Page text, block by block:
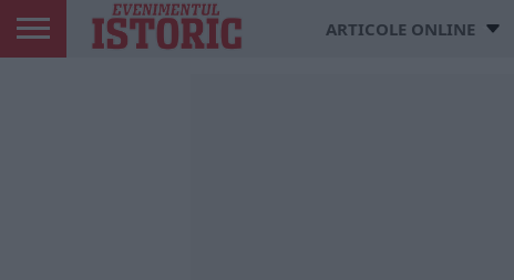
ARTICOLE ONLINE